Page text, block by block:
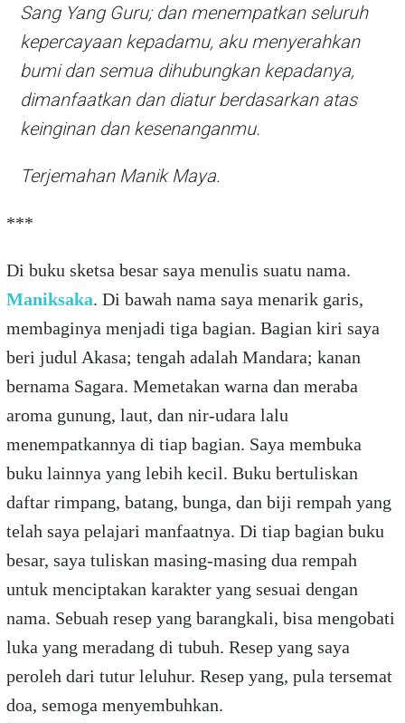
Sang Yang Guru; dan menempatkan seluruh
kepercayaan kepadamu, aku menyerahkan
bumi dan semua dihubungkan kepadanya,
dimanfaatkan dan diatur berdasarkan atas
keinginan dan kesenanganmu.
Terjemahan Manik Maya.
***
Di buku sketsa besar saya menulis suatu nama.
Maniksaka. Di bawah nama saya menarik garis,
membaginya menjadi tiga bagian. Bagian kiri saya
beri judul Akasa; tengah adalah Mandara; kanan
bernama Sagara. Memetakan warna dan meraba
aroma gunung, laut, dan nir-udara lalu
menempatkannya di tiap bagian. Saya membuka
buku lainnya yang lebih kecil. Buku bertuliskan
daftar rimpang, batang, bunga, dan biji rempah yang
telah saya pelajari manfaatnya. Di tiap bagian buku
besar, saya tuliskan masing-masing dua rempah
untuk menciptakan karakter yang sesuai dengan
nama. Sebuah resep yang barangkali, bisa mengobati
luka yang meradang di tubuh. Resep yang saya
peroleh dari tutur leluhur. Resep yang, pula tersemat
doa, semoga menyembuhkan.